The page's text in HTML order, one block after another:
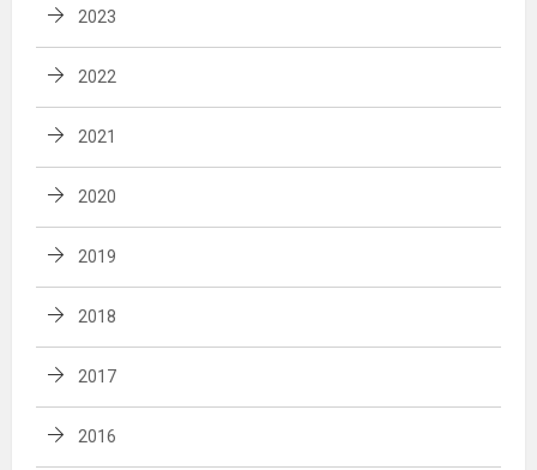
2023
2022
2021
2020
2019
2018
2017
2016